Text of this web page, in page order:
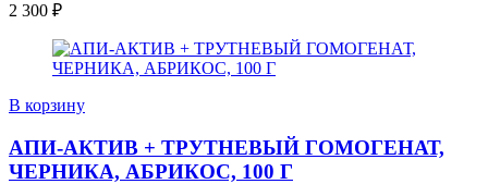
2 300 ₽
В корзину
АПИ-АКТИВ + ТРУТНЕВЫЙ ГОМОГЕНАТ,
ЧЕРНИКА, АБРИКОС, 100 Г